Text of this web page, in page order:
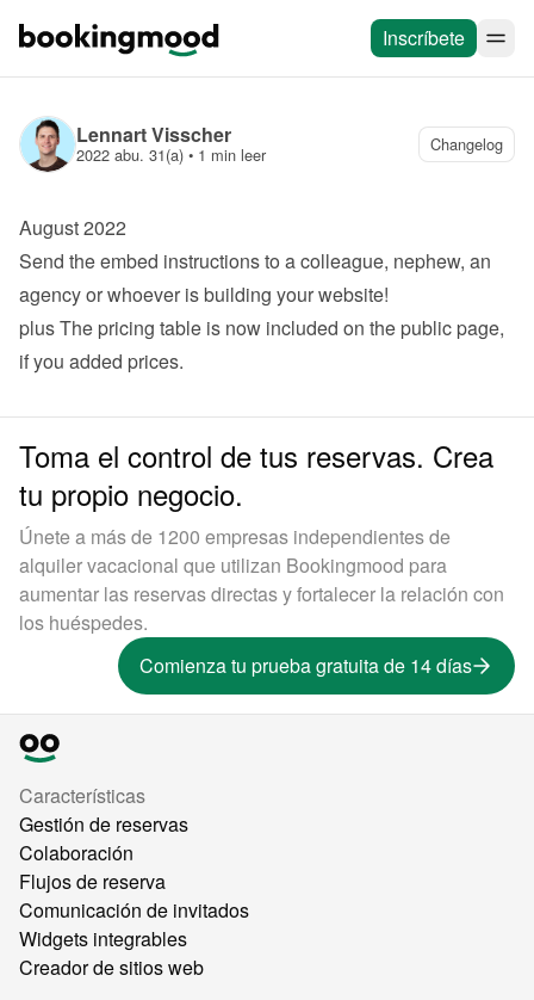
Inscríbete
Lennart Visscher
2022 abu. 31(a) • 1 min leer Changelog
August 2022
Send the embed instructions to a colleague, nephew, an
agency or whoever is building your website!
plus The pricing table is now included on the public page,
if you added prices.
Toma el control de tus reservas. Crea
tu propio negocio.
Únete a más de 1200 empresas independientes de
alquiler vacacional que utilizan Bookingmood para
aumentar las reservas directas y fortalecer la relación con
los huéspedes.
Comienza tu prueba gratuita de 14 días
Características
Gestión de reservas
Colaboración
Flujos de reserva
Comunicación de invitados
Widgets integrables
Creador de sitios web